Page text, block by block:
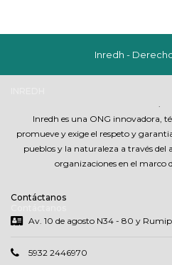
Inredh -
.
Inredh es una ONG innovadora,
promueve y exige el respeto y
pueblos y la naturaleza a través
organizaciones en el marco
Contáctanos
Av. 10 de agosto N34 - 80 y
5932 2446970